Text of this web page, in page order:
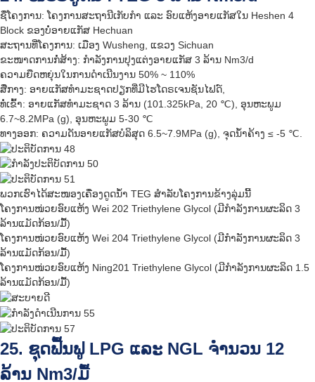
ຊື່ໂຄງການ: ໂຄງການສະຖານີເກັບກຳ ແລະ ອົບແຫ້ງອາຍແກັສໃນ Heshen 4
Block ຂອງບໍ່ອາຍແກັສ Hechuan
ສະຖານທີ່ໂຄງການ: ເມືອງ Wusheng, ແຂວງ Sichuan
ຂະໜາດການກໍ່ສ້າງ: ກຳລັງການປຸງແຕ່ງອາຍແກັສ 3 ລ້ານ Nm3/d
ຄວາມຍືດຫຍຸ່ນໃນການດໍາເນີນງານ 50% ~ 110%
ສື່ກາງ: ອາຍແກັສທຳມະຊາດປຽກທີ່ມີໄຮໂດຣເຈນຊັນໄຟດ໌,
ທໍ່ເຂົ້າ: ອາຍແກັສທຳມະຊາດ 3 ລ້ານ (101.325kPa, 20 ℃), ອຸນຫະພູມ
6.7~8.2MPa (g), ອຸນຫະພູມ 5-30 ℃
ທາງອອກ: ຄວາມດັນອາຍແກັສບໍລິສຸດ 6.5~7.9MPa (g), ຈຸດນ້ຳຄ້າງ ≤ -5 ℃.
ພວກເຮົາໄດ້ສະໜອງເຄື່ອງດູດນ້ຳ TEG ສຳລັບໂຄງການຂ້າງລຸ່ມນີ້
ໂຄງການໜ່ວຍອົບແຫ້ງ Wei 202 Triethylene Glycol (ມີກຳລັງການຜະລິດ 3
ລ້ານແມັດກ້ອນ/ມື້)
ໂຄງການໜ່ວຍອົບແຫ້ງ Wei 204 Triethylene Glycol (ມີກຳລັງການຜະລິດ 3
ລ້ານແມັດກ້ອນ/ມື້)
ໂຄງການໜ່ວຍອົບແຫ້ງ Ning201 Triethylene Glycol (ມີກຳລັງການຜະລິດ 1.5
ລ້ານແມັດກ້ອນ/ມື້)
25. ຊຸດຟື້ນຟູ LPG ແລະ NGL ຈຳນວນ 12
ລ້ານ Nm3/ມື້